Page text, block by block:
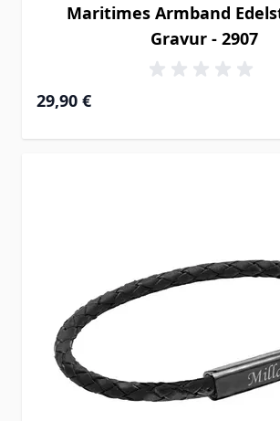
Maritimes Armband
Gravur - 2907
29,90 €